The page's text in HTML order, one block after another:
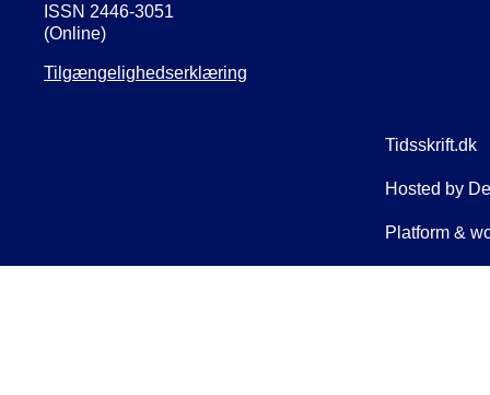
ISSN 2446-3051
(Online)
Tilgængelighedserklæring